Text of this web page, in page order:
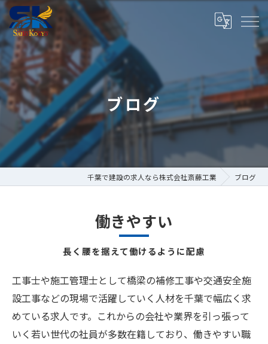
ブログ
千葉で建設の求人なら株式会社斎藤工業 ブログ
働きやすい
長く腰を据えて働けるように配慮
工事士や施工管理士として橋梁の補修工事や交通安全施
設工事などの現場で活躍していく人材を千葉で幅広く求
めている求人です。これからの会社や業界を引っ張って
いく若い世代の社員が多数在籍しており、働きやすい職